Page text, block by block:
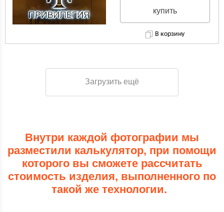
купить
В корзину
Загрузить ещё
Внутри каждой фотографии мы
разместили калькулятор, при помощи
которого вы сможете рассчитать
стоимость изделия, выполненного по
такой же технологии.